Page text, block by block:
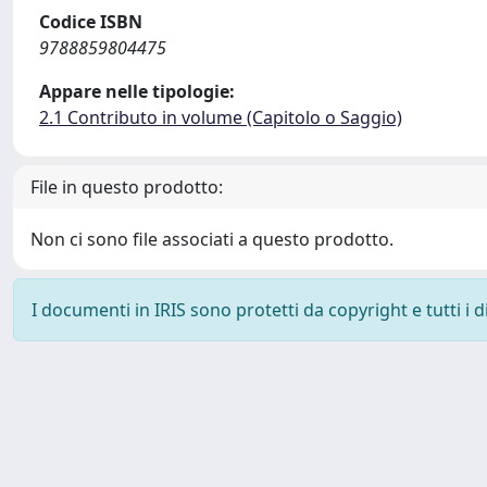
Codice ISBN
9788859804475
Appare nelle tipologie:
2.1 Contributo in volume (Capitolo o Saggio)
File in questo prodotto:
Non ci sono file associati a questo prodotto.
I documenti in IRIS sono protetti da copyright e tutti i